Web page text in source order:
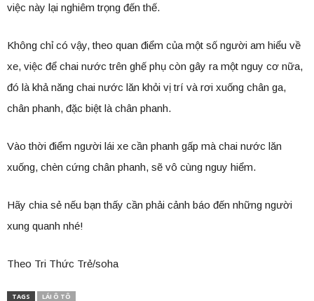
việc này lại nghiêm trọng đến thế.
Không chỉ có vậy, theo quan điểm của một số người am hiểu về
xe, việc để chai nước trên ghế phụ còn gây ra một nguy cơ nữa,
đó là khả năng chai nước lăn khỏi vị trí và rơi xuống chân ga,
chân phanh, đặc biệt là chân phanh.
Vào thời điểm người lái xe cần phanh gấp mà chai nước lăn
xuống, chèn cứng chân phanh, sẽ vô cùng nguy hiểm.
Hãy chia sẻ nếu bạn thấy cần phải cảnh báo đến những người
xung quanh nhé!
Theo Tri Thức Trẻ/soha
TAGS LÁI Ô TÔ